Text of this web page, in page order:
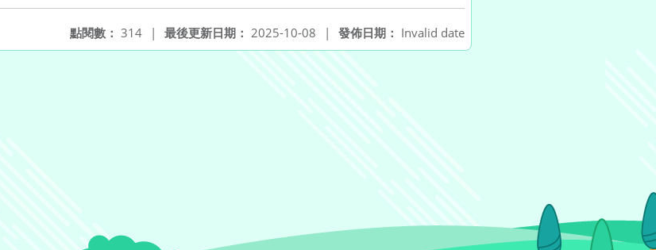
發佈日期： Invalid date
最後更新日期： 2025-10-08 |
點閱數： 314 |